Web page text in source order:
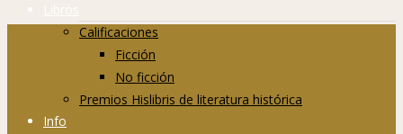
Libros
Calificaciones
Ficción
No ficción
Premios Hislibris de literatura histórica
Info